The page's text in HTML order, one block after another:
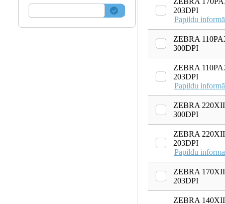
203DPI
Papildu
ZEBRA
300DPI
ZEBRA
203DPI
Papildu
ZEBRA
300DPI
ZEBRA
203DPI
Papildu
ZEBRA
203DPI
ZEBRA